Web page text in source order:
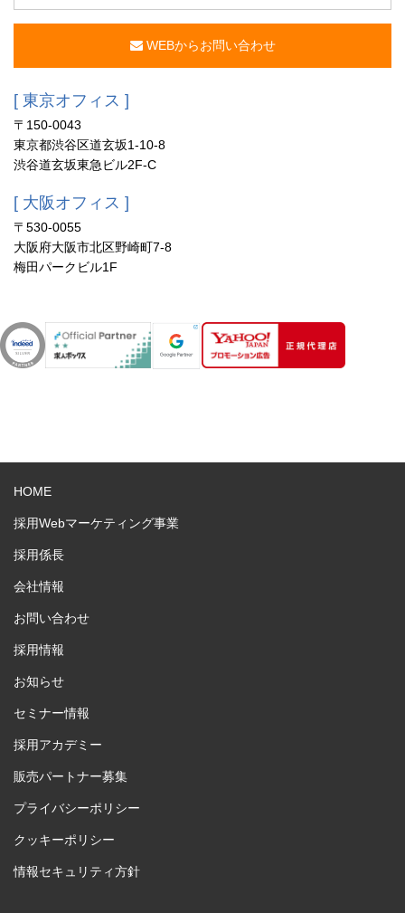
WEBからお問い合わせ
[ 東京オフィス ]
〒150-0043
東京都渋谷区道玄坂1-10-8
渋谷道玄坂東急ビル2F-C
[ 大阪オフィス ]
〒530-0055
大阪府大阪市北区野崎町7-8
梅田パークビル1F
HOME
採用Webマーケティング事業
採用係長
会社情報
お問い合わせ
採用情報
お知らせ
セミナー情報
採用アカデミー
販売パートナー募集
プライバシーポリシー
クッキーポリシー
情報セキュリティ方針